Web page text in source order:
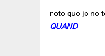
note que je ne
QUAND